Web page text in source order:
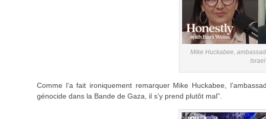
Mike Huckabee,
Israel
Comme l’a fait ironiquement remarquer Mike Huckabee,
génocide dans la Bande de Gaza, il s’y prend plutôt mal”.